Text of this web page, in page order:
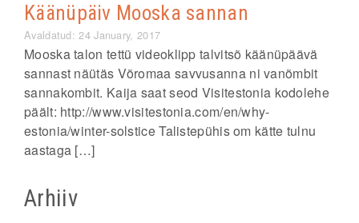
Käänüpäiv Mooska sannan
Avaldatud: 24 January, 2017
Mooska talon tettü videoklipp talvitsõ käänüpäävä
sannast näütäs Võromaa savvusanna ni vanõmbit
sannakombit. Kaija saat seod Visitestonia kodolehe
päält: http://www.visitestonia.com/en/why-
estonia/winter-solstice Talistepühis om kätte tulnu
aastaga […]
Arhiiv